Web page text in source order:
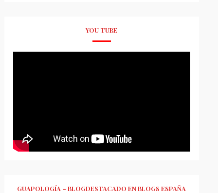
YOU TUBE
GUAPOLOGÍA – BLOGDESTACADO EN BLOGS ESPAÑA